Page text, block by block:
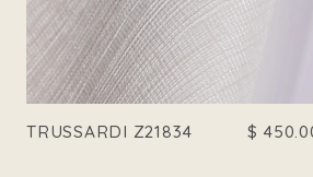
TRUSSARDI Z21834 $